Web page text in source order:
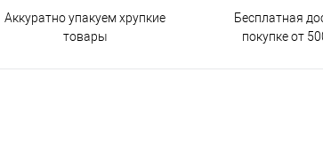
Аккуратно упакуем хрупкие
товары
Бесплатная
покупке от